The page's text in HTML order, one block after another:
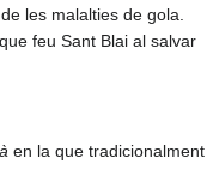
les malalties de gola.
feu Sant Blai al salvar
en la que tradicionalment